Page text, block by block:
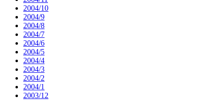
2004/10
2004/9
2004/8
2004/7
2004/6
2004/5
2004/4
2004/3
2004/2
2004/1
2003/12